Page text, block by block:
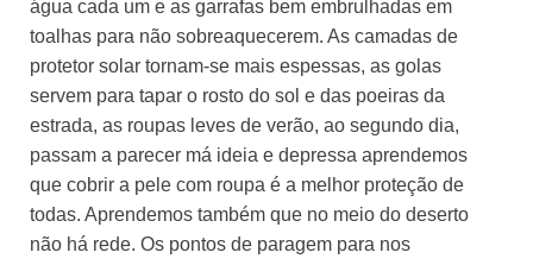
água cada um e as garrafas bem embrulhadas em
toalhas para não sobreaquecerem. As camadas de
protetor solar tornam-se mais espessas, as golas
servem para tapar o rosto do sol e das poeiras da
estrada, as roupas leves de verão, ao segundo dia,
passam a parecer má ideia e depressa aprendemos
que cobrir a pele com roupa é a melhor proteção de
todas. Aprendemos também que no meio do deserto
não há rede. Os pontos de paragem para nos